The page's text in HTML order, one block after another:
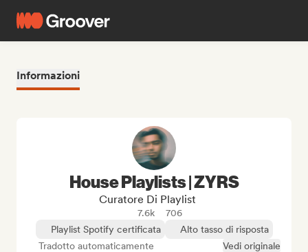
Informazioni
House Playlists | ZYRS
Curatore Di Playlist
7.6k
706
Playlist Spotify certificata
Alto tasso di risposta
Tradotto automaticamente
Vedi originale